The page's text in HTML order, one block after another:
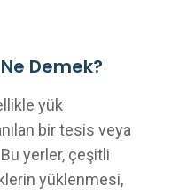
Demek?
yük
bir tesis veya
yerler, çeşitli
yüklenmesi,